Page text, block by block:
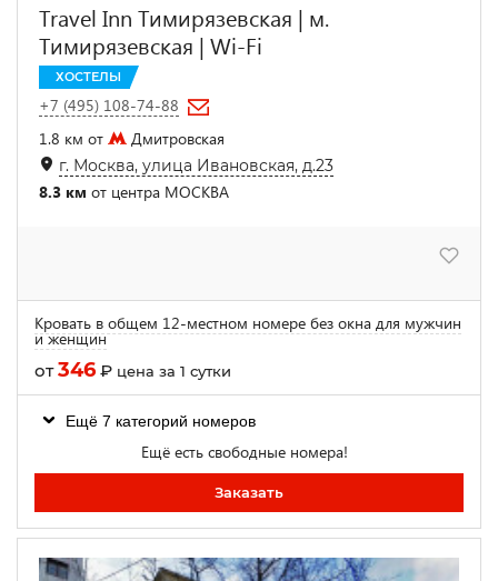
Travel Inn Тимирязевская | м.
Тимирязевская | Wi-Fi
ХОСТЕЛЫ
+7 (495) 108-74-88
1.8 км от
Дмитровская
г. Москва, улица Ивановская, д.23
8.3 км от центра МОСКВА
Кровать в общем 12-местном номере без окна для мужчин
и женщин
от346 ₽ цена за 1 сутки
Ещё 7 категорий номеров
Ещё есть свободные номера!
Заказать